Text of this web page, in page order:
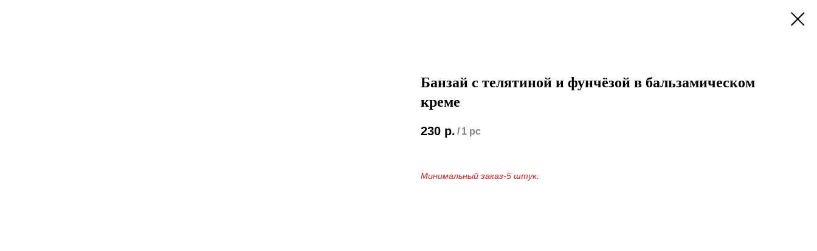
Банзай с телятиной и фунчёзой в бальзамическом
креме
230 р. / 1 pc
Минимальный заказ-5 штук.